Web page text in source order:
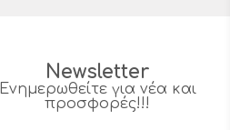
Newsletter
Ενημερωθείτε για νέα και
προσφορές!!!